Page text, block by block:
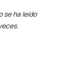
se ha leído